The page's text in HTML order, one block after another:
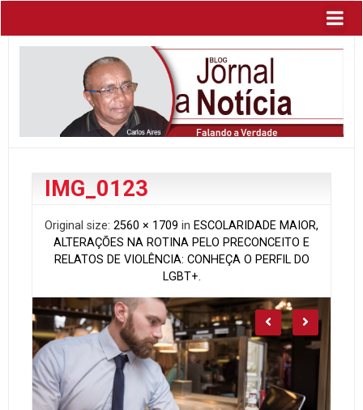
IMG_0123
Original size: 2560 × 1709 in ESCOLARIDADE MAIOR,
ALTERAÇÕES NA ROTINA PELO PRECONCEITO E
RELATOS DE VIOLÊNCIA: CONHEÇA O PERFIL DO
LGBT+.